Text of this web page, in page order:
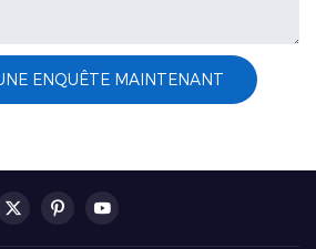
ENQUÊTE MAINTENANT